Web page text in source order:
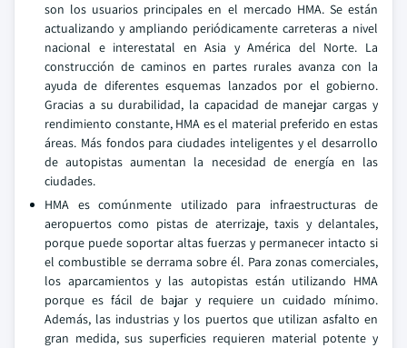
son los usuarios principales en el mercado HMA. Se están
actualizando y ampliando periódicamente carreteras a nivel
nacional e interestatal en Asia y América del Norte. La
construcción de caminos en partes rurales avanza con la
ayuda de diferentes esquemas lanzados por el gobierno.
Gracias a su durabilidad, la capacidad de manejar cargas y
rendimiento constante, HMA es el material preferido en estas
áreas. Más fondos para ciudades inteligentes y el desarrollo
de autopistas aumentan la necesidad de energía en las
ciudades.
HMA es comúnmente utilizado para infraestructuras de
aeropuertos como pistas de aterrizaje, taxis y delantales,
porque puede soportar altas fuerzas y permanecer intacto si
el combustible se derrama sobre él. Para zonas comerciales,
los aparcamientos y las autopistas están utilizando HMA
porque es fácil de bajar y requiere un cuidado mínimo.
Además, las industrias y los puertos que utilizan asfalto en
gran medida, sus superficies requieren material potente y